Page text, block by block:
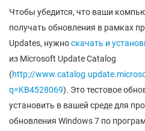
Чтобы убедится, что ваши
получать обновления в рамках
Updates, нужноскачать и
из Microsoft Update Catalog
(http://
q=KB4528069). Это тестовое
установить в вашей среде для
обновления Windows 7 по